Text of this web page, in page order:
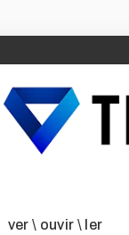
ver \ ouvir \ ler